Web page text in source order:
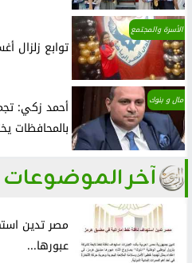
الأسرة والمجتمع
توابع زلزال
مال و بنوك
أحمد زكي:
بالمحافظات
آخر الموضوعات
مصر تدين
عبورها...